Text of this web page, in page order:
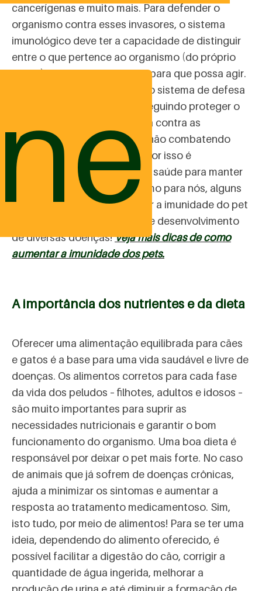
cancerígenas e muito mais. Para defender o
organismo contra esses invasores, o sistema
imunológico deve ter a capacidade de distinguir
entre o que pertence ao organismo (do próprio
corpo) e o que não pertence para que possa agir.
A baixa imunidade é quando o sistema de defesa
do organismo não está conseguindo proteger o
corpo da forma como deveria contra as
agressões externas e acaba não combatendo
infecções adequadamente. Por isso é
fundamental é cuidar bem da saúde para manter
a "imunidade alta". Assim como para nós, alguns
nutrientes ajudam a aumentar a imunidade do pet
e agem para reduzir o risco de desenvolvimento
de diversas doenças!Veja mais dicas de como
aumentar a imunidade dos pets.
A importância dos nutrientes e da dieta
Oferecer uma alimentação equilibrada para cães
e gatos é a base para uma vida saudável e livre de
doenças. Os alimentos corretos para cada fase
da vida dos peludos – filhotes, adultos e idosos –
são muito importantes para suprir as
necessidades nutricionais e garantir o bom
funcionamento do organismo. Uma boa dieta é
responsável por deixar o pet mais forte. No caso
de animais que já sofrem de doenças crônicas,
ajuda a minimizar os sintomas e aumentar a
resposta ao tratamento medicamentoso. Sim,
isto tudo, por meio de alimentos! Para se ter uma
ideia, dependendo do alimento oferecido, é
possível facilitar a digestão do cão, corrigir a
quantidade de água ingerida, melhorar a